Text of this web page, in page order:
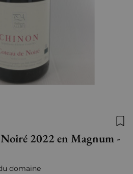
2022 en Magnum -
domaine